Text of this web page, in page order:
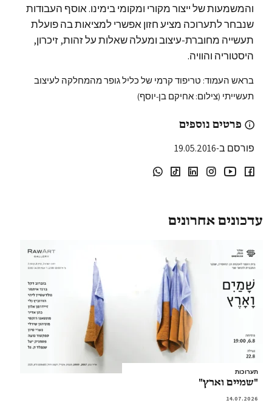
והמשמעות של ייצור מקורי ומקומי בימינו. אוסף העבודות
שנבחר לתערוכה מציע חזון אפשרי למציאות בה פועלת
תעשייה מחוברת-עיצוב ומעלה שאלות על זהות, זיכרון,
היסטוריה והוויה.
בראש העמוד: טריפוד קרמי של כליל גופר מהמחלקה לעיצוב
תעשייתי (צילום: אחיקם בן-יוסף)
פרטים נוספים
פורסם ב-19.05.2016
עדכונים אחרונים
תערוכות
"שמיים וארץ"
14.07.2026